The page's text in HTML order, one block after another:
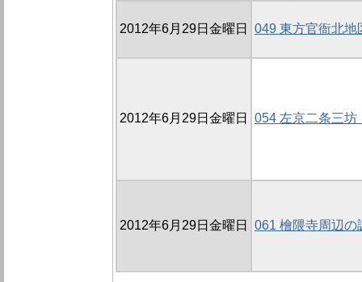
2012年6月29日金曜日 049 東方官衙北
2012年6月29日金曜日 054 左京二条三
2012年6月29日金曜日 061 檜隈寺周辺